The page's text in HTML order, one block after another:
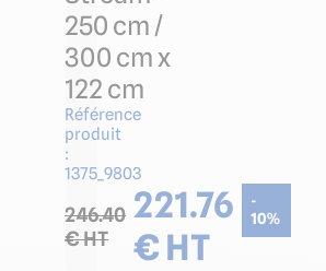
250 cm /
300 cm x
122 cm
Référence
produit
:
1375_9803
246.40
€ HT
221.76
€ HT
-
10%